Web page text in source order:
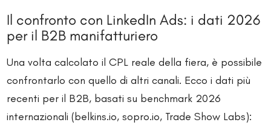
Il confronto con LinkedIn Ads: i dati 2026
per il B2B manifatturiero
Una volta calcolato il CPL reale della fiera, è possibile
confrontarlo con quello di altri canali. Ecco i dati più
recenti per il B2B, basati su benchmark 2026
internazionali (belkins.io, sopro.io, Trade Show Labs):